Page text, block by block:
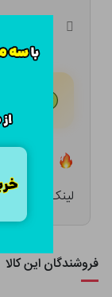
۴ قسط مــاهـانـه؛ بـدون سـود، چـک و ضـامـن
لینک کوتاه:
فروشندگان این کالا